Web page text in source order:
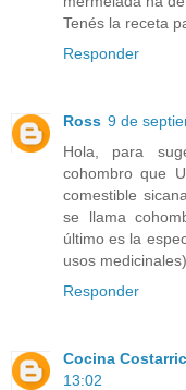
Tenés la receta
Responder
Ross 9 de
Hola, para
cohombro que
comestible
se llama
último es la
usos medicinales).
Responder
Cocina
13:02